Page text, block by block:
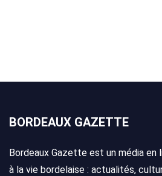
BORDEAUX GAZETTE
Bordeaux Gazette est un média en
à la vie bordelaise : actualités,